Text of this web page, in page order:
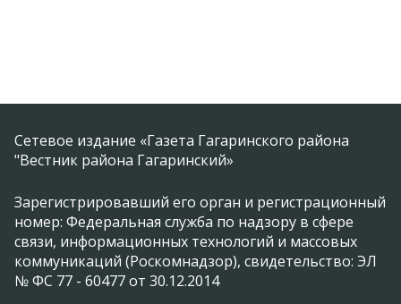
Сетевое издание «Газета Гагаринского района
"Вестник района Гагаринский»
Зарегистрировавший его орган и регистрационный
номер: Федеральная служба по надзору в сфере
связи, информационных технологий и массовых
коммуникаций (Роскомнадзор), свидетельство: ЭЛ
№ ФС 77 - 60477 от 30.12.2014